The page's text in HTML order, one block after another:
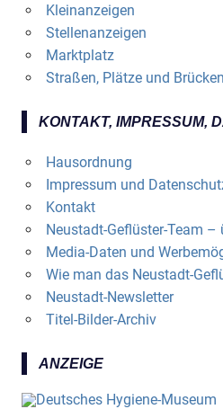
Kleinanzeigen
Stellenanzeigen
Marktplatz
Straßen, Plätze und Brücken
KONTAKT, IMPRESSUM,
Hausordnung
Impressum und
Kontakt
Neustadt-Geflüster-Team –
Media-Daten und
Wie man das Neustadt-
Neustadt-Newsletter
Titel-Bilder-Archiv
ANZEIGE